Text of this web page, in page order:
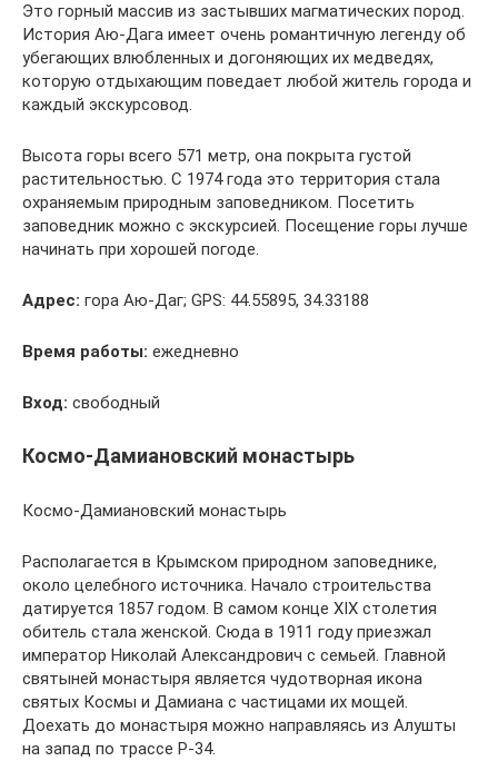
Это горный массив из застывших магматических пород.
История Аю-Дага имеет очень романтичную легенду об
убегающих влюбленных и догоняющих их медведях,
которую отдыхающим поведает любой житель города и
каждый экскурсовод.
Высота горы всего 571 метр, она покрыта густой
растительностью. С 1974 года это территория стала
охраняемым природным заповедником. Посетить
заповедник можно с экскурсией. Посещение горы лучше
начинать при хорошей погоде.
Адрес: гора Аю-Даг; GPS: 44.55895, 34.33188
Время работы: ежедневно
Вход: свободный
Космо-Дамиановский монастырь
Космо-Дамиановский монастырь
Располагается в Крымском природном заповеднике,
около целебного источника. Начало строительства
датируется 1857 годом. В самом конце XIX столетия
обитель стала женской. Сюда в 1911 году приезжал
император Николай Александрович с семьей. Главной
святыней монастыря является чудотворная икона
святых Космы и Дамиана с частицами их мощей.
Доехать до монастыря можно направляясь из Алушты
на запад по трассе Р-34.